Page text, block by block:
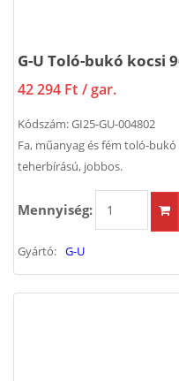
G-U Toló-bukó kocsi
42 294 Ft / gar.
Kódszám:GI25-GU-004802
Fa, műanyag és fém toló-
teherbírású, jobbos.
Mennyiség:
Gyártó: G-U